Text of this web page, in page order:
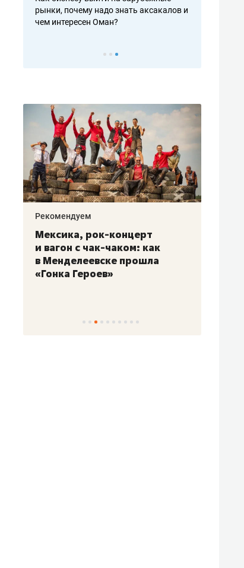
рынки, почему надо знать аксакалов и
чем интересен Оман?
Рекомендуем
Мексика, рок-концерт
и вагон с чак-чаком: как
в Менделеевске прошла
«Гонка Героев»